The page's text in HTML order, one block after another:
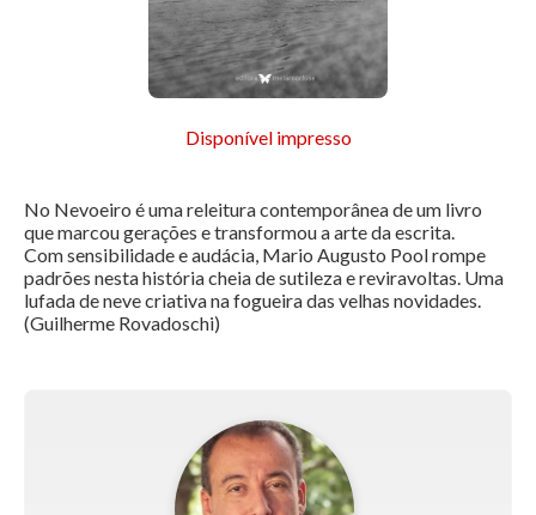
Disponível impresso
No Nevoeiro é uma releitura contemporânea de um livro
que marcou gerações e transformou a arte da escrita.
Com sensibilidade e audácia, Mario Augusto Pool rompe
padrões nesta história cheia de sutileza e reviravoltas. Uma
lufada de neve criativa na fogueira das velhas novidades.
(Guilherme Rovadoschi)